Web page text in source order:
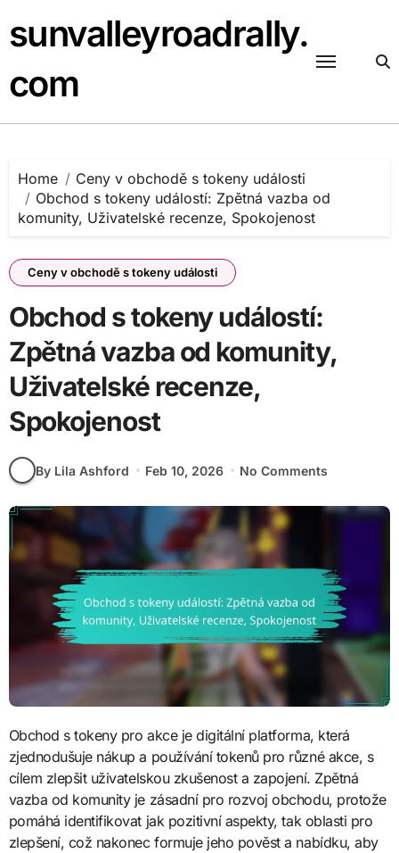
to
content
sunvalleyroadrally.
com
Home
Ceny v obchodě s tokeny události
Obchod s tokeny událostí: Zpětná vazba od
komunity, Uživatelské recenze, Spokojenost
Ceny v obchodě s tokeny události
Obchod s tokeny událostí:
Zpětná vazba od komunity,
Uživatelské recenze,
Spokojenost
By Lila Ashford Feb 10, 2026 No Comments
Obchod s tokeny pro akce je digitální platforma, která
zjednodušuje nákup a používání tokenů pro různé akce, s
cílem zlepšit uživatelskou zkušenost a zapojení. Zpětná
vazba od komunity je zásadní pro rozvoj obchodu, protože
pomáhá identifikovat jak pozitivní aspekty, tak oblasti pro
zlepšení, což nakonec formuje jeho pověst a nabídku, aby